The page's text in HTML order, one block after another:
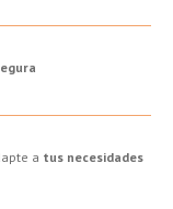
a tus necesidades